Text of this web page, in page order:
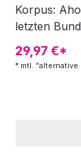
Korpus:
letzten
Hardware
Piezo
90mmR (0
Mensur:
29,97 €*
* mtl.